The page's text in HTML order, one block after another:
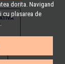
dorita. Navigand
cu plasarea de